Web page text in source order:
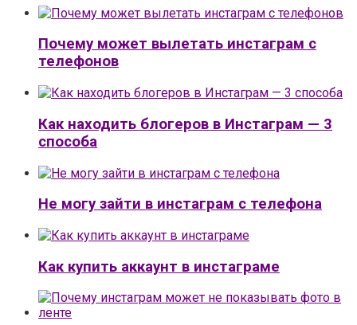
Почему может вылетать инстаграм с
телефонов
Как находить блогеров в Инстаграм — 3
способа
Не могу зайти в инстаграм с телефона
Как купить аккаунт в инстаграме